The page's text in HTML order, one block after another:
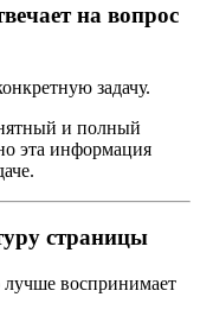
на вопрос
задачу.
и полный
эта информация
страницы
лучше воспринимает